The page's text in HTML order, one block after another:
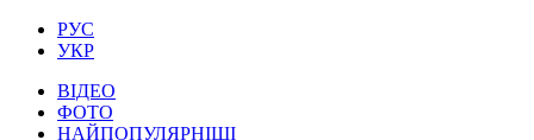
РУС
УКР
ВІДЕО
ФОТО
НАЙПОПУЛЯРНІШІ